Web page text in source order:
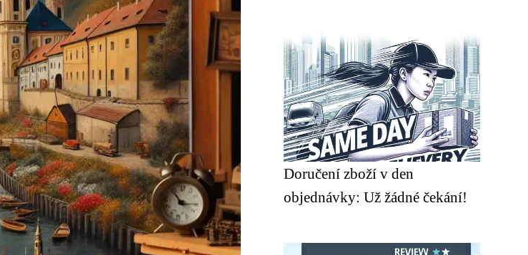
Doručení zboží v den
objednávky: Už žádné čekání!